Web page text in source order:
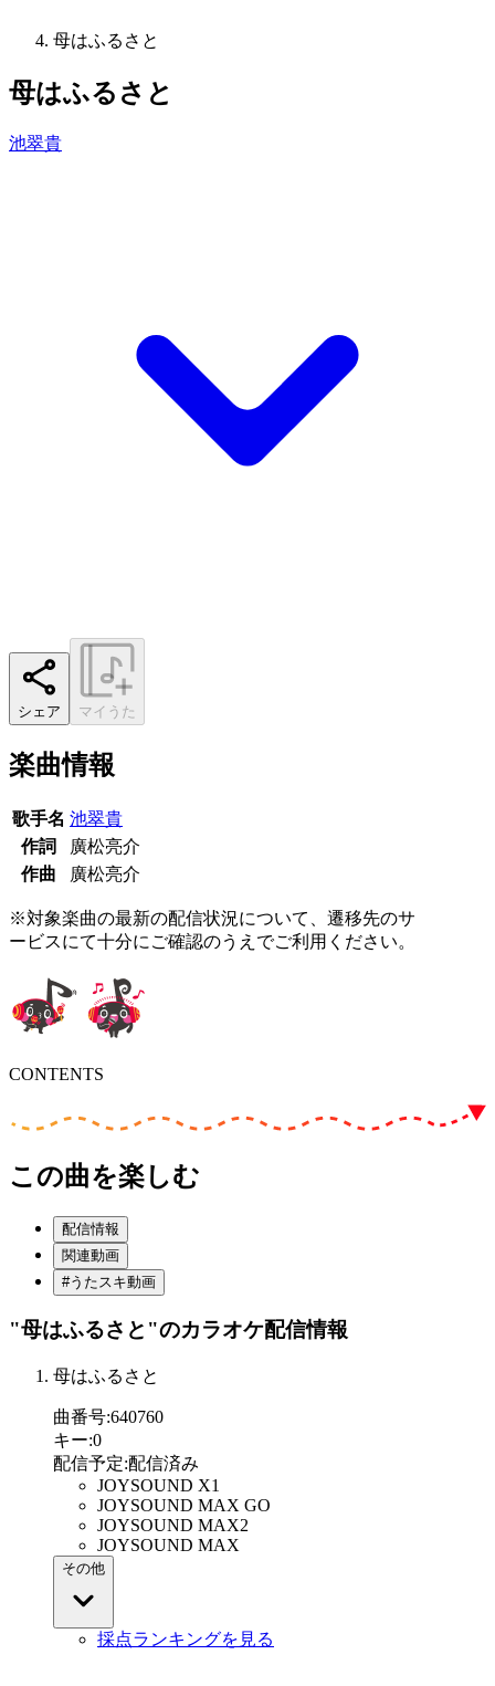
母はふるさと
母はふるさと
池翠貴
シェア マイうた
楽曲情報
歌手名 池翠貴
作詞
廣松亮介
作曲
廣松亮介
※対象楽曲の最新の配信状況について、遷移先のサ
ービスにて十分にご確認のうえでご利用ください。
CONTENTS
この曲を楽しむ
配信情報
関連動画
#うたスキ動画
"母はふるさと"のカラオケ配信情報
母はふるさと
曲番号:640760
キー:0
配信予定:配信済み
JOYSOUND X1
JOYSOUND MAX GO
JOYSOUND MAX2
JOYSOUND MAX
その他
採点ランキングを見る